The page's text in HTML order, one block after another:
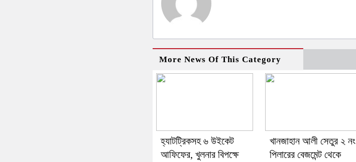
More News Of This Category
হ্যাটট্রিকসহ ৬ উইকেট
আফিফের, খুলনার বিপক্ষে
খানজাহান আলী সেতুর ২ নং
পিলারের বেজমেন্ট থেকে